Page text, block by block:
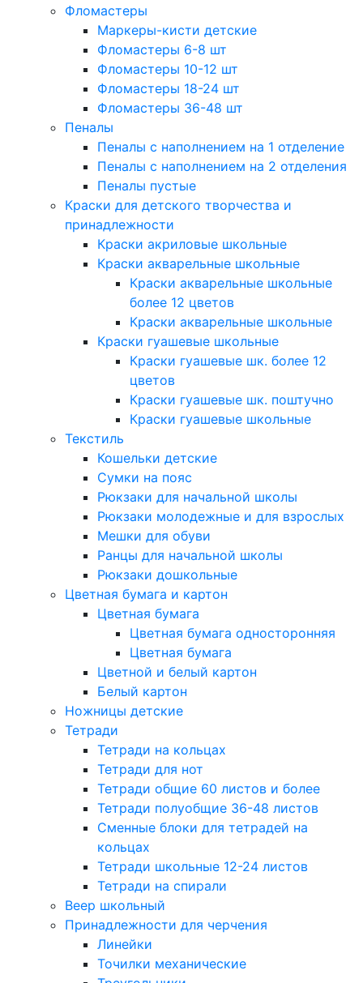
Фломастеры
Маркеры-кисти детские
Фломастеры 6-8 шт
Фломастеры 10-12 шт
Фломастеры 18-24 шт
Фломастеры 36-48 шт
Пеналы
Пеналы с наполнением на 1 отделение
Пеналы с наполнением на 2 отделения
Пеналы пустые
Краски для детского творчества и
принадлежности
Краски акриловые школьные
Краски акварельные школьные
Краски акварельные школьные
более 12 цветов
Краски акварельные школьные
Краски гуашевые школьные
Краски гуашевые шк. более 12
цветов
Краски гуашевые шк. поштучно
Краски гуашевые школьные
Текстиль
Кошельки детские
Сумки на пояс
Рюкзаки для начальной школы
Рюкзаки молодежные и для взрослых
Мешки для обуви
Ранцы для начальной школы
Рюкзаки дошкольные
Цветная бумага и картон
Цветная бумага
Цветная бумага односторонняя
Цветная бумага
Цветной и белый картон
Белый картон
Ножницы детские
Тетради
Тетради на кольцах
Тетради для нот
Тетради общие 60 листов и более
Тетради полуобщие 36-48 листов
Сменные блоки для тетрадей на
кольцах
Тетради школьные 12-24 листов
Тетради на спирали
Веер школьный
Принадлежности для черчения
Линейки
Точилки механические